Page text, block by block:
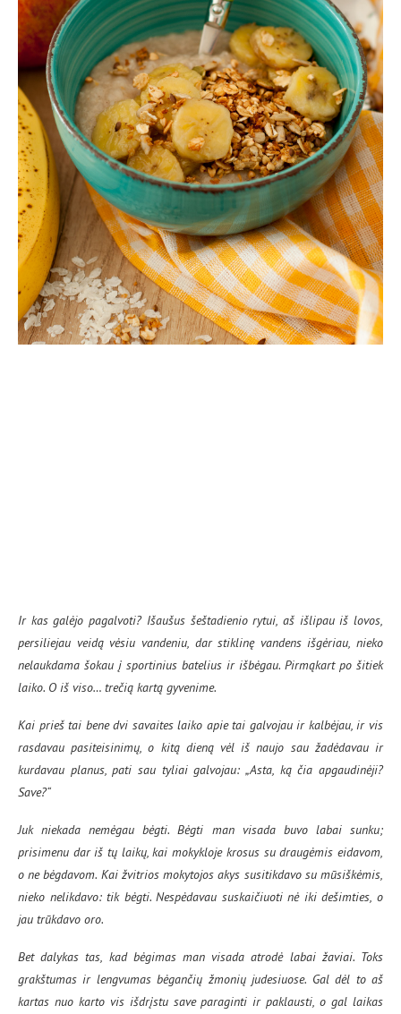
Ir kas galėjo pagalvoti? Išaušus šeštadienio rytui, aš išlipau iš lovos,
persiliejau veidą vėsiu vandeniu, dar stiklinę vandens išgėriau, nieko
nelaukdama šokau į sportinius batelius ir išbėgau. Pirmąkart po šitiek
laiko. O iš viso… trečią kartą gyvenime.
Kai prieš tai bene dvi savaites laiko apie tai galvojau ir kalbėjau, ir vis
rasdavau pasiteisinimų, o kitą dieną vėl iš naujo sau žadėdavau ir
kurdavau planus, pati sau tyliai galvojau: „Asta, ką čia apgaudinėji?
Save?“
Juk niekada nemėgau bėgti. Bėgti man visada buvo labai sunku;
prisimenu dar iš tų laikų, kai mokykloje krosus su draugėmis eidavom,
o ne bėgdavom. Kai žvitrios mokytojos akys susitikdavo su mūsiškėmis,
nieko nelikdavo: tik bėgti. Nespėdavau suskaičiuoti nė iki dešimties, o
jau trūkdavo oro.
Bet dalykas tas, kad bėgimas man visada atrodė labai žaviai. Toks
grakštumas ir lengvumas bėgančių žmonių judesiuose. Gal dėl to aš
kartas nuo karto vis išdrįstu save paraginti ir paklausti, o gal laikas